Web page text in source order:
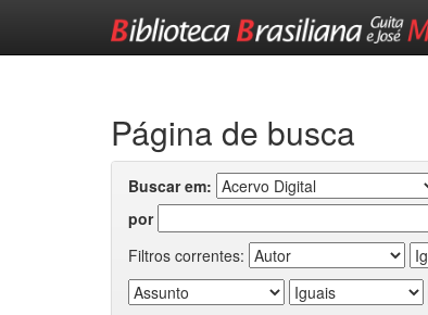
Página de busca
Buscar em:
por
Filtros correntes: